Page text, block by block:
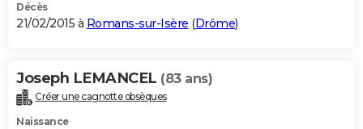
Décès
21/02/2015 à Romans-sur-Isère (Drôme)
Joseph LEMANCEL (83 ans)
Créer une cagnotte obsèques
Naissance